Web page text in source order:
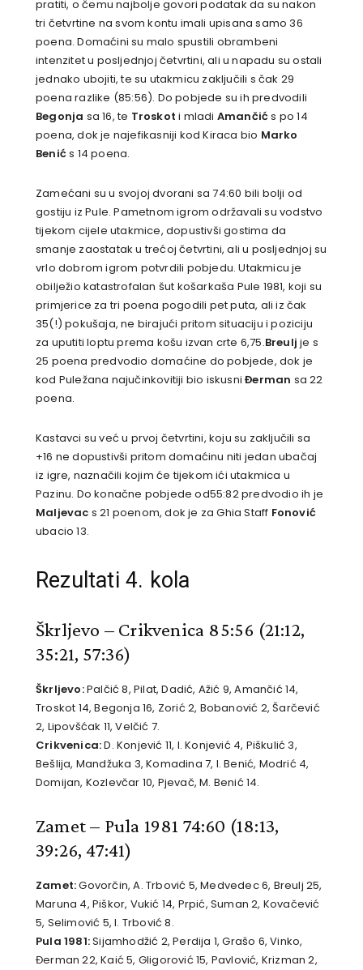
pratiti, o čemu najbolje govori podatak da su nakon
tri četvrtine na svom kontu imali upisana samo 36
poena. Domaćini su malo spustili obrambeni
intenzitet u posljednjoj četvrtini, ali u napadu su ostali
jednako ubojiti, te su utakmicu zaključili s čak 29
poena razlike (85:56). Do pobjede su ih predvodili
Begonja sa 16, te Troskot i mladi Amančićs po 14
poena, dok je najefikasniji kod Kiraca bio Marko
Benićs 14 poena.
Zamećani su u svojoj dvorani sa 74:60 bili bolji od
gostiju iz Pule. Pametnom igrom održavali su vodstvo
tijekom cijele utakmice, dopustivši gostima da
smanje zaostatak u trećoj četvrtini, ali u posljednjoj su
vrlo dobrom igrom potvrdili pobjedu. Utakmicu je
obilježio katastrofalan šut košarkaša Pule 1981, koji su
primjerice za tri poena pogodili pet puta, ali iz čak
35(!) pokušaja, ne birajući pritom situaciju i poziciju
za uputiti loptu prema košu izvan crte 6,75.Breulj je s
25 poena predvodio domaćine do pobjede, dok je
kod Puležana najučinkovitiji bio iskusniĐerman sa 22
poena.
Kastavci su već u prvoj četvrtini, koju su zaključili sa
+16 ne dopustivši pritom domaćinu niti jedan ubačaj
iz igre, naznačili kojim će tijekom ići utakmica u
Pazinu. Do konačne pobjede od55:82 predvodio ih je
Maljevac s 21 poenom, dok je za Ghia Staff Fonović
ubacio 13.
Rezultati 4. kola
Škrljevo – Crikvenica 85:56 (21:12,
35:21, 57:36)
Škrljevo:Palčić 8, Pilat, Dadić, Ažić 9, Amančić 14,
Troskot 14, Begonja 16, Zorić 2, Bobanović 2, Šarčević
2, Lipovšćak 11, Velčić 7.
Crikvenica:D. Konjević 11, I. Konjević 4, Piškulić 3,
Bešlija, Mandžuka 3, Komadina 7, I. Benić, Modrić 4,
Domijan, Kozlevčar 10, Pjevač, M. Benić 14.
Zamet – Pula 1981 74:60 (18:13,
39:26, 47:41)
Zamet:Govorčin, A. Trbović 5, Medvedec 6, Breulj 25,
Maruna 4, Piškor, Vukić 14, Prpić, Suman 2, Kovačević
5, Selimović 5, I. Trbović 8.
Pula 1981:Sijamhodžić 2, Perdija 1, Grašo 6, Vinko,
Đerman 22, Kaić 5, Gligorović 15, Pavlović, Krizman 2,